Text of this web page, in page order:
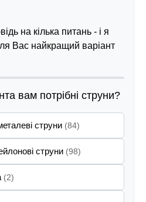
на кілька питань - і я
Вас найкращий варіант
вам потрібні струни?
струни (84)
струни (98)
(2)